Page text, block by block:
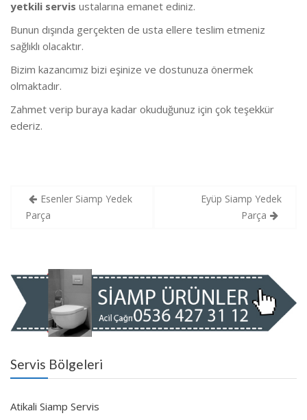
yetkili servis ustalarına emanet ediniz.
Bunun dışında gerçekten de usta ellere teslim etmeniz
sağlıklı olacaktır.
Bizim kazancımız bizi eşinize ve dostunuza önermek
olmaktadır.
Zahmet verip buraya kadar okuduğunuz için çok teşekkür
ederiz.
Yazı
gezinmesi
Esenler Siamp Yedek
Parça
Eyüp Siamp Yedek
Parça
Servis Bölgeleri
Atikali Siamp Servis